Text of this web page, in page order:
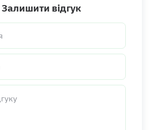
Залишити відгук